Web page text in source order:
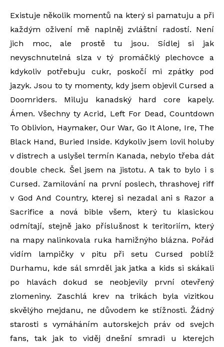
Existuje několik momentů na který si pamatuju a při
každým oživení mě naplněj zvláštní radostí. Není
jich moc, ale prostě tu jsou. Sídlej si jak
nevyschnutelná slza v tý promáčklý plechovce a
kdykoliv potřebuju cukr, poskočí mi zpátky pod
jazyk. Jsou to ty momenty, kdy jsem objevil Cursed a
Doomriders. Miluju kanadský hard core kapely.
Ámen. Všechny ty Acrid, Left For Dead, Countdown
To Oblivion, Haymaker, Our War, Go It Alone, Ire, The
Black Hand, Buried Inside. Kdykoliv jsem lovil holuby
v distrech a uslyšel termín Kanada, nebylo třeba dát
double check. Šel jsem na jistotu. A tak to bylo i s
Cursed. Zamilování na první poslech, thrashovej riff
v God And Country, kterej si nezadal ani s Razor a
Sacrifice a nová bible všem, který tu klasickou
odmítají, stejně jako příslušnost k teritoriím, který
na mapy nalinkovala ruka hamižnýho blázna. Pořád
vidím lampičky v pitu při setu Cursed poblíž
Durhamu, kde sál smrděl jak jatka a kids si skákali
po hlavách dokud se neobjevily první otevřený
zlomeniny. Zaschlá krev na trikách byla vizitkou
skvělýho mejdanu, ne důvodem ke stížnosti. Žádný
starosti s vymáháním autorskejch práv od svejch
fans, tak jak to viděj dnešní smradi u kterejch